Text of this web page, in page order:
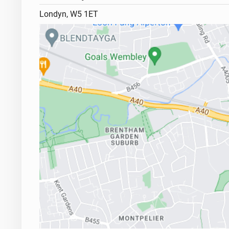
OFERUJEMY PROFESJONALNE USLUGI
JEZYKU POLSKIM, ROSYJSKIM I
ROZLICZENIA PODATKOWE
samozatrudnionych (SELF-EMPLOYED)
Kryptowalut
zatrudnionych ( EMPLOYED)
KSIEGOWOSC FIRM- LTD, PARTNERSHIP
-rejestracja firmy, rejestracja na PAYE
budowlanych), rejestracja na VAT
-prowadzenie plac dla Dyrektorow,
-rozliczenie VAT
-rozliczenie roczne firmy, dyrektorow,
WYPELNIANIE APLIKACJE O BENEFITY
• Child Benefit
• Tax credit, Child Tax Credit, Universal
Londyn, W5 1ET